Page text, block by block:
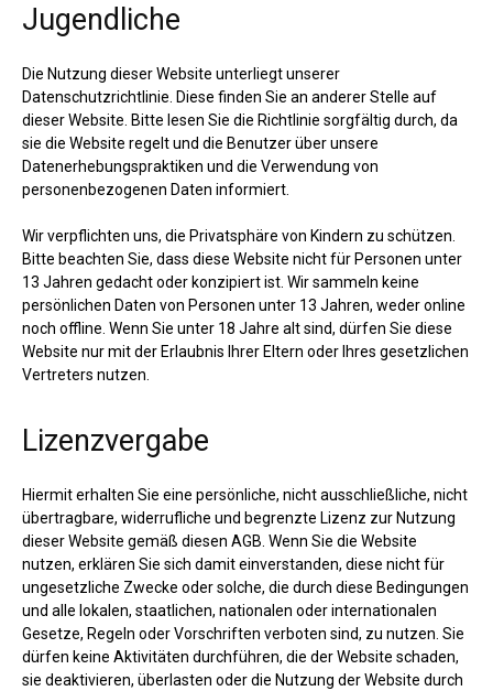
Jugendliche
Die Nutzung dieser Website unterliegt unserer
Datenschutzrichtlinie. Diese finden Sie an anderer Stelle auf
dieser Website. Bitte lesen Sie die Richtlinie sorgfältig durch, da
sie die Website regelt und die Benutzer über unsere
Datenerhebungspraktiken und die Verwendung von
personenbezogenen Daten informiert.
Wir verpflichten uns, die Privatsphäre von Kindern zu schützen.
Bitte beachten Sie, dass diese Website nicht für Personen unter
13 Jahren gedacht oder konzipiert ist. Wir sammeln keine
persönlichen Daten von Personen unter 13 Jahren, weder online
noch offline. Wenn Sie unter 18 Jahre alt sind, dürfen Sie diese
Website nur mit der Erlaubnis Ihrer Eltern oder Ihres gesetzlichen
Vertreters nutzen.
Lizenzvergabe
Hiermit erhalten Sie eine persönliche, nicht ausschließliche, nicht
übertragbare, widerrufliche und begrenzte Lizenz zur Nutzung
dieser Website gemäß diesen AGB. Wenn Sie die Website
nutzen, erklären Sie sich damit einverstanden, diese nicht für
ungesetzliche Zwecke oder solche, die durch diese Bedingungen
und alle lokalen, staatlichen, nationalen oder internationalen
Gesetze, Regeln oder Vorschriften verboten sind, zu nutzen. Sie
dürfen keine Aktivitäten durchführen, die der Website schaden,
sie deaktivieren, überlasten oder die Nutzung der Website durch